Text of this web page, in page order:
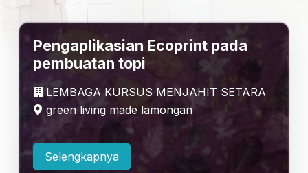
Pengaplikasian Ecoprint pada
pembuatan topi
LEMBAGA KURSUS MENJAHIT SETARA
green living made lamongan
Selengkapnya